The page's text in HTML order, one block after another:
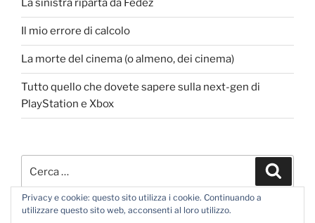
La sinistra riparta da Fedez
Il mio errore di calcolo
La morte del cinema (o almeno, dei cinema)
Tutto quello che dovete sapere sulla next-gen di
PlayStation e Xbox
Privacy e cookie: questo sito utilizza i cookie. Continuando a
utilizzare questo sito web, acconsenti al loro utilizzo.